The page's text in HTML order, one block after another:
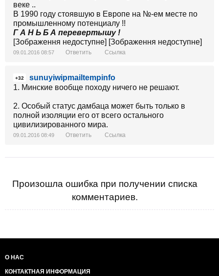
веке ..
В 1990 году стоявшую в Европе на №-ем месте по
промышленному потенциалу !!
Г А Н Ь Б А перевертышу !
[Зображення недоступне] [Зображення недоступне]
09.01.2016 08:57 Ответить Ссылка
+32
sunuyiwipmailtempinfo
1. Минские вообще походу ничего не решают.
2. Особый статус дамбаца может быть только в
полной изоляции его от всего остального
цивилизированного мира.
09.01.2016 08:49 Ответить Ссылка
Произошла ошибка при получении списка
комментариев.
О НАС
КОНТАКТНАЯ ИНФОРМАЦИЯ